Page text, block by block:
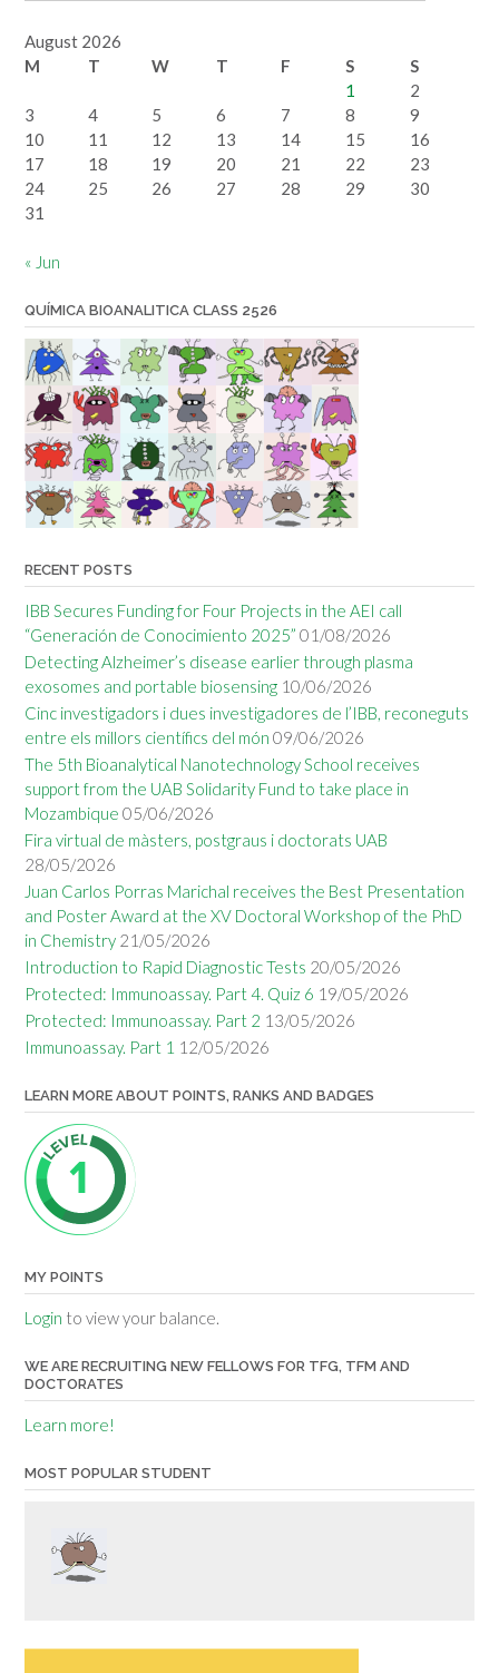
by
date
August 2026
M
T W T F S
S
1
2
3
4 5 6 7 8
9
10
11 12 13 14 15
16
17
18 19 20 21 22
23
24
25 26 27 28 29
30
31
« Jun
QUÍMICA BIOANALITICA CLASS 2526
RECENT POSTS
IBB Secures Funding for Four Projects in the AEI call
“Generación de Conocimiento 2025” 01/08/2026
Detecting Alzheimer’s disease earlier through plasma
exosomes and portable biosensing 10/06/2026
Cinc investigadors i dues investigadores de l’IBB, reconeguts
entre els millors científics del món 09/06/2026
The 5th Bioanalytical Nanotechnology School receives
support from the UAB Solidarity Fund to take place in
Mozambique 05/06/2026
Fira virtual de màsters, postgraus i doctorats UAB
28/05/2026
Juan Carlos Porras Marichal receives the Best Presentation
and Poster Award at the XV Doctoral Workshop of the PhD
in Chemistry 21/05/2026
Introduction to Rapid Diagnostic Tests 20/05/2026
Protected: Immunoassay. Part 4. Quiz 6 19/05/2026
Protected: Immunoassay. Part 2 13/05/2026
Immunoassay. Part 1 12/05/2026
LEARN MORE ABOUT POINTS, RANKS AND BADGES
MY POINTS
Login to view your balance.
WE ARE RECRUITING NEW FELLOWS FOR TFG, TFM AND
DOCTORATES
Learn more!
MOST POPULAR STUDENT